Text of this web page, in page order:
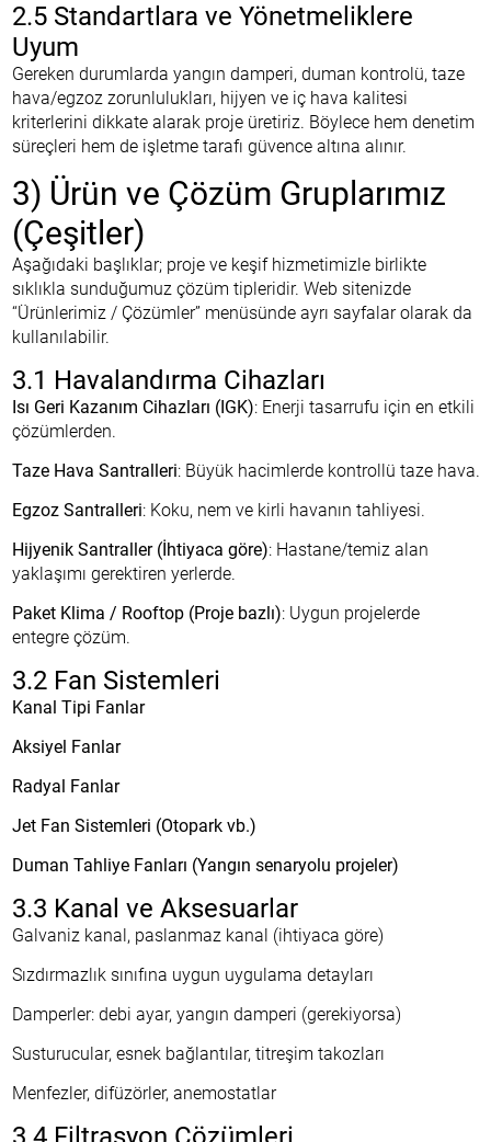
2.5 Standartlara ve Yönetmeliklere
Uyum
Gereken durumlarda yangın damperi, duman kontrolü, taze
hava/egzoz zorunlulukları, hijyen ve iç hava kalitesi
kriterlerini dikkate alarak proje üretiriz. Böylece hem denetim
süreçleri hem de işletme tarafı güvence altına alınır.
3) Ürün ve Çözüm Gruplarımız
(Çeşitler)
Aşağıdaki başlıklar; proje ve keşif hizmetimizle birlikte
sıklıkla sunduğumuz çözüm tipleridir. Web sitenizde
“Ürünlerimiz / Çözümler” menüsünde ayrı sayfalar olarak da
kullanılabilir.
3.1 Havalandırma Cihazları
Isı Geri Kazanım Cihazları (IGK): Enerji tasarrufu için en etkili
çözümlerden.
Taze Hava Santralleri: Büyük hacimlerde kontrollü taze hava.
Egzoz Santralleri: Koku, nem ve kirli havanın tahliyesi.
Hijyenik Santraller (İhtiyaca göre): Hastane/temiz alan
yaklaşımı gerektiren yerlerde.
Paket Klima / Rooftop (Proje bazlı): Uygun projelerde
entegre çözüm.
3.2 Fan Sistemleri
Kanal Tipi Fanlar
Aksiyel Fanlar
Radyal Fanlar
Jet Fan Sistemleri (Otopark vb.)
Duman Tahliye Fanları (Yangın senaryolu projeler)
3.3 Kanal ve Aksesuarlar
Galvaniz kanal, paslanmaz kanal (ihtiyaca göre)
Sızdırmazlık sınıfına uygun uygulama detayları
Damperler: debi ayar, yangın damperi (gerekiyorsa)
Susturucular, esnek bağlantılar, titreşim takozları
Menfezler, difüzörler, anemostatlar